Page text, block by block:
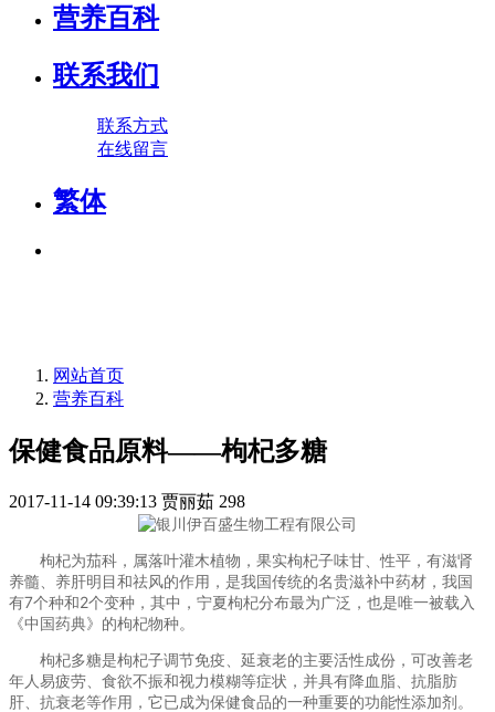
营养百科
联系我们
联系方式
在线留言
繁体
网站首页
营养百科
保健食品原料——枸杞多糖
2017-11-14 09:39:13 贾丽茹 298
枸杞为茄科，属落叶灌木植物，果实枸杞子味甘、性平，有滋肾
养髓、养肝明目和祛风的作用，是我国传统的名贵滋补中药材，我国
有7个种和2个变种，其中，宁夏枸杞分布最为广泛，也是唯一被载入
《中国药典》的枸杞物种。
枸杞多糖是枸杞子调节免疫、延衰老的主要活性成份，可改善老
年人易疲劳、食欲不振和视力模糊等症状，并具有降血脂、抗脂肪
肝、抗衰老等作用，它已成为保健食品的一种重要的功能性添加剂。